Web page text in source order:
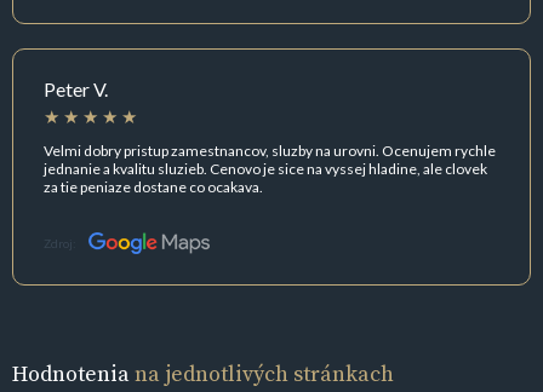
Peter V.
Velmi dobry pristup zamestnancov, sluzby na urovni. Ocenujem rychle
jednanie a kvalitu sluzieb. Cenovo je sice na vyssej hladine, ale clovek
za tie peniaze dostane co ocakava.
Zdroj:
Hodnoteniana jednotlivých stránkach